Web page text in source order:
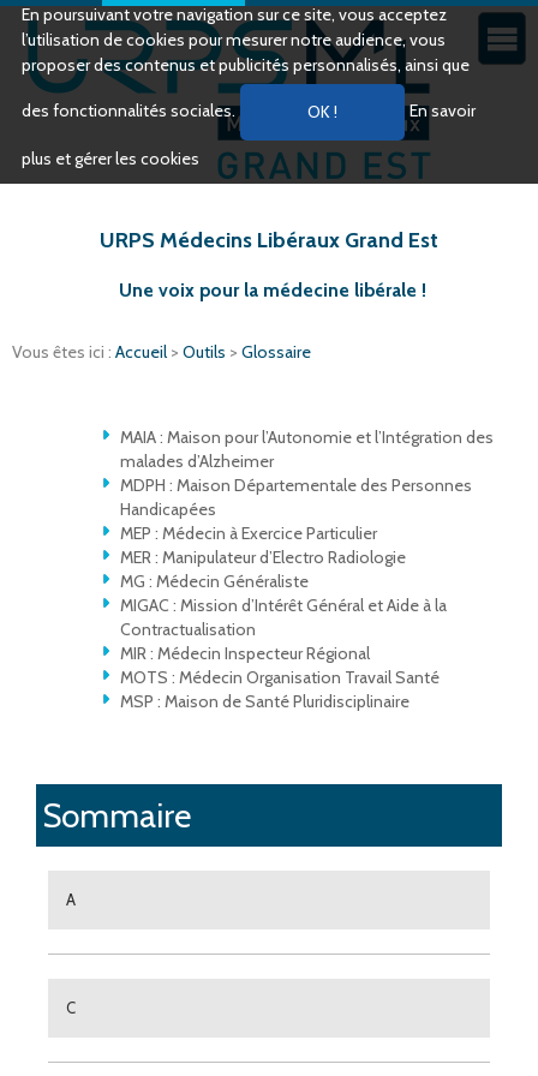
En poursuivant votre navigation sur ce site, vous acceptez
l’utilisation de cookies pour mesurer notre audience, vous
proposer des contenus et publicités personnalisés, ainsi que
des fonctionnalités sociales. En savoir
plus et gérer les cookies
URPS Médecins Libéraux Grand Est
Une voix pour la médecine libérale !
Vous êtes ici : Accueil > Outils > Glossaire
MAIA : Maison pour l’Autonomie et l’Intégration des
malades d’Alzheimer
MDPH : Maison Départementale des Personnes
Handicapées
MEP : Médecin à Exercice Particulier
MER : Manipulateur d’Electro Radiologie
MG : Médecin Généraliste
MIGAC : Mission d’Intérêt Général et Aide à la
Contractualisation
MIR : Médecin Inspecteur Régional
MOTS : Médecin Organisation Travail Santé
MSP : Maison de Santé Pluridisciplinaire
Sommaire
A
C